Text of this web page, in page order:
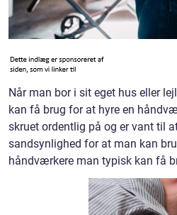
Når man bor i sit eget hus eller
kan få brug for at hyre en
skruet ordentlig på og er vant til
sandsynlighed for at man kan
håndværkere man typisk kan få